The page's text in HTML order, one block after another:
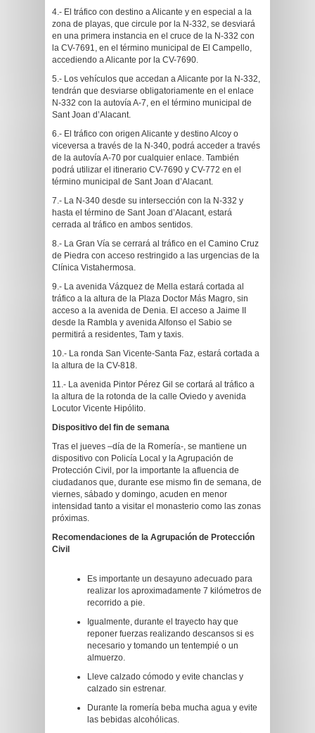
4.- El tráfico con destino a Alicante y en especial a la
zona de playas, que circule por la N-332, se desviará
en una primera instancia en el cruce de la N-332 con
la CV-7691, en el término municipal de El Campello,
accediendo a Alicante por la CV-7690.
5.- Los vehículos que accedan a Alicante por la N-332,
tendrán que desviarse obligatoriamente en el enlace
N-332 con la autovía A-7, en el término municipal de
Sant Joan d’Alacant.
6.- El tráfico con origen Alicante y destino Alcoy o
viceversa a través de la N-340, podrá acceder a través
de la autovía A-70 por cualquier enlace. También
podrá utilizar el itinerario CV-7690 y CV-772 en el
término municipal de Sant Joan d’Alacant.
7.- La N-340 desde su intersección con la N-332 y
hasta el término de Sant Joan d’Alacant, estará
cerrada al tráfico en ambos sentidos.
8.- La Gran Vía se cerrará al tráfico en el Camino Cruz
de Piedra con acceso restringido a las urgencias de la
Clínica Vistahermosa.
9.- La avenida Vázquez de Mella estará cortada al
tráfico a la altura de la Plaza Doctor Más Magro, sin
acceso a la avenida de Denia. El acceso a Jaime II
desde la Rambla y avenida Alfonso el Sabio se
permitirá a residentes, Tam y taxis.
10.- La ronda San Vicente-Santa Faz, estará cortada a
la altura de la CV-818.
11.- La avenida Pintor Pérez Gil se cortará al tráfico a
la altura de la rotonda de la calle Oviedo y avenida
Locutor Vicente Hipólito.
Dispositivo del fin de semana
Tras el jueves –día de la Romería-, se mantiene un
dispositivo con Policía Local y la Agrupación de
Protección Civil, por la importante la afluencia de
ciudadanos que, durante ese mismo fin de semana, de
viernes, sábado y domingo, acuden en menor
intensidad tanto a visitar el monasterio como las zonas
próximas.
Recomendaciones de la Agrupación de Protección
Civil
Es importante un desayuno adecuado para
realizar los aproximadamente 7 kilómetros de
recorrido a pie.
Igualmente, durante el trayecto hay que
reponer fuerzas realizando descansos si es
necesario y tomando un tentempié o un
almuerzo.
Lleve calzado cómodo y evite chanclas y
calzado sin estrenar.
Durante la romería beba mucha agua y evite
las bebidas alcohólicas.